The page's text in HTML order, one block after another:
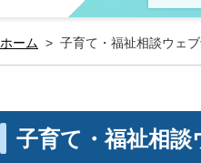
ホーム > 子育て・福祉相談ウェ
子育て・福祉相談